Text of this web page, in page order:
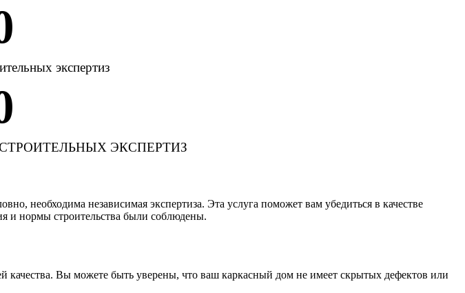
экспертиз
ЭКСПЕРТИЗ
необходима независимая экспертиза. Эта услуга поможет вам убедиться в качестве
и нормы строительства были соблюдены.
качества. Вы можете быть уверены, что ваш каркасный дом не имеет скрытых дефектов или